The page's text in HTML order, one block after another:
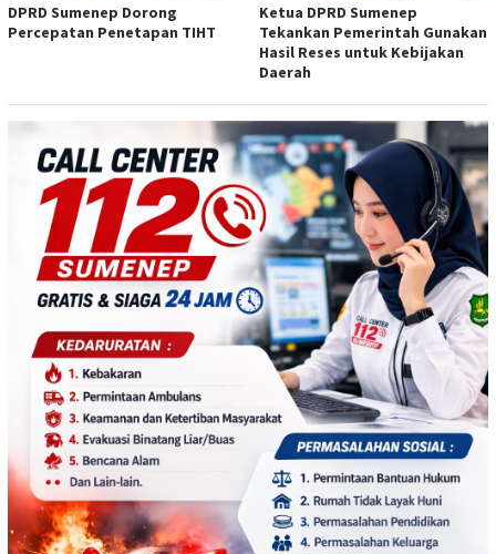
DPRD Sumenep Dorong
Percepatan Penetapan TIHT
Ketua DPRD Sumenep
Tekankan Pemerintah Gunakan
Hasil Reses untuk Kebijakan
Daerah